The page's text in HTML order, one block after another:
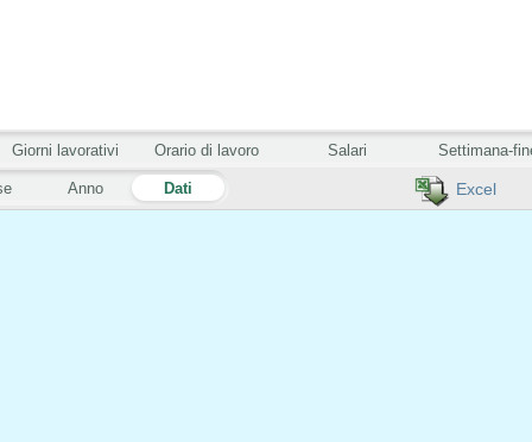
Excel
Anno Dati
Giorni lavorativi Orario di lavoro Salari Settimana-